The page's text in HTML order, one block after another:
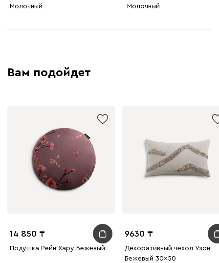
Молочный
Молочный
Вам подойдет
14 850
Подушка Рейн Хару Бежевый
9630
Декоративный чехол Узон
Бежевый 30x50